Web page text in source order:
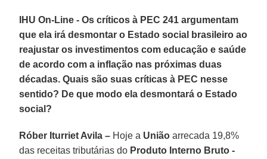
IHU On-Line - Os críticos à PEC 241 argumentam
que ela irá desmontar o Estado social brasileiro ao
reajustar os investimentos com educação e saúde
de acordo com a inflação nas próximas duas
décadas. Quais são suas críticas à PEC nesse
sentido? De que modo ela desmontará o Estado
social?
Róber Iturriet Avila – Hoje a União arrecada 19,8%
das receitas tributárias do Produto Interno Bruto -